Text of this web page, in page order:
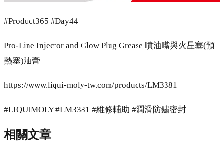
#Product365 #Day44
Pro-Line Injector and Glow Plug Grease 噴油嘴與火星塞(預
熱塞)油膏
https://www.liqui-moly-tw.com/products/LM3381
#LIQUIMOLY #LM3381 #維修輔助 #潤滑防鏽密封
相關文章